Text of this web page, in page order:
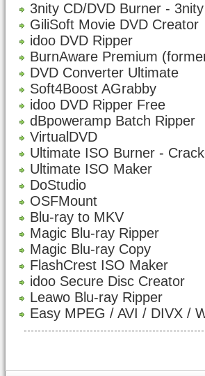
3nity CD/DVD Burner -
GiliSoft Movie DVD Creator
idoo DVD Ripper
BurnAware Premium
DVD Converter Ultimate
Soft4Boost AGrabby
idoo DVD Ripper Free
dBpoweramp Batch Ripper
VirtualDVD
Ultimate ISO Burner -
Ultimate ISO Maker
DoStudio
OSFMount
Blu-ray to MKV
Magic Blu-ray Ripper
Magic Blu-ray Copy
FlashCrest ISO Maker
idoo Secure Disc Creator
Leawo Blu-ray Ripper
Easy MPEG / AVI / DIVX /